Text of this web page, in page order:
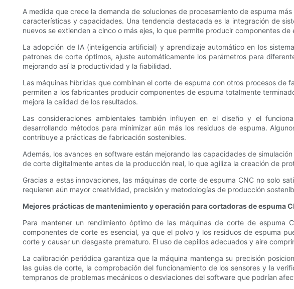
A medida que crece la demanda de soluciones de procesamiento de espuma
características y capacidades. Una tendencia destacada es la integración de
nuevos se extienden a cinco o más ejes, lo que permite producir componentes
La adopción de IA (inteligencia artificial) y aprendizaje automático en los
patrones de corte óptimos, ajuste automáticamente los parámetros para
mejorando así la productividad y la fiabilidad.
Las máquinas híbridas que combinan el corte de espuma con otros procesos
permiten a los fabricantes producir componentes de espuma totalmente
mejora la calidad de los resultados.
Las consideraciones ambientales también influyen en el diseño y el
desarrollando métodos para minimizar aún más los residuos de espuma.
contribuye a prácticas de fabricación sostenibles.
Además, los avances en software están mejorando las capacidades de
de corte digitalmente antes de la producción real, lo que agiliza la creación de
Gracias a estas innovaciones, las máquinas de corte de espuma CNC no solo
requieren aún mayor creatividad, precisión y metodologías de producción
Mejores prácticas de mantenimiento y operación para cortadoras de espuma
Para mantener un rendimiento óptimo de las máquinas de corte de espuma
componentes de corte es esencial, ya que el polvo y los residuos de espuma
corte y causar un desgaste prematuro. El uso de cepillos adecuados y aire
La calibración periódica garantiza que la máquina mantenga su precisión
las guías de corte, la comprobación del funcionamiento de los sensores y la
tempranos de problemas mecánicos o desviaciones del software que podrían